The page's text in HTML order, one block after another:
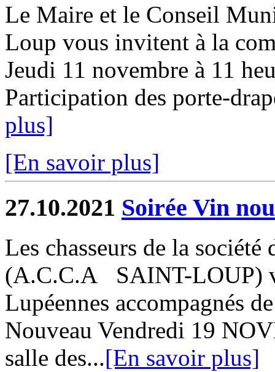
Le Maire et le Conseil
Loup vous invitent à la
Jeudi 11 novembre à 11
Participation des porte-
plus]
[En savoir plus]
27.10.2021 Soirée Vin
Les chasseurs de la
(A.C.C.A SAINT-LOUP)
Lupéennes accompagnés
Nouveau Vendredi 19
salle des...[En savoir plus]